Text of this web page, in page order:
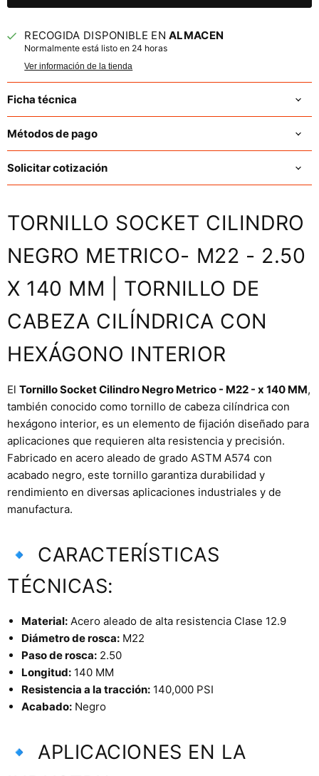
RECOGIDA DISPONIBLE ENALMACEN
Normalmente está listo en 24 horas
Ver información de la tienda
Ficha técnica
Métodos de pago
Solicitar cotización
TORNILLO SOCKET CILINDRO
NEGRO METRICO- M22 - 2.50
X 140 MM | TORNILLO DE
CABEZA CILÍNDRICA CON
HEXÁGONO INTERIOR
El Tornillo Socket Cilindro Negro Metrico - M22 - x 140 MM,
también conocido como tornillo de cabeza cilíndrica con
hexágono interior, es un elemento de fijación diseñado para
aplicaciones que requieren alta resistencia y precisión.
Fabricado en acero aleado de grado ASTM A574 con
acabado negro, este tornillo garantiza durabilidad y
rendimiento en diversas aplicaciones industriales y de
manufactura.
🔹 CARACTERÍSTICAS
TÉCNICAS:
Material: Acero aleado de alta resistencia Clase 12.9
Diámetro de rosca: M22
Paso de rosca: 2.50
Longitud: 140 MM
Resistencia a la tracción: 140,000 PSI
Acabado: Negro
🔹 APLICACIONES EN LA